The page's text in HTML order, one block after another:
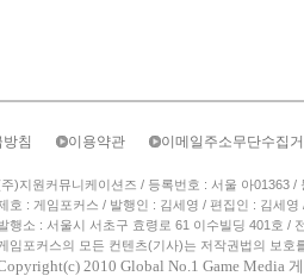
침 이용약관 이메일주소무단수집
)지원커뮤니케이션즈 / 등록번호 : 서울 아01363
호 : 게임포커스 / 발행인 : 김세영 / 편집인 : 김세
행소 : 서울시 서초구 효령로 61 이수빌딩 401호 /
임포커스의 모든 컨텐츠(기사)는 저작권법의 보
2010 Global No.1 Game Media